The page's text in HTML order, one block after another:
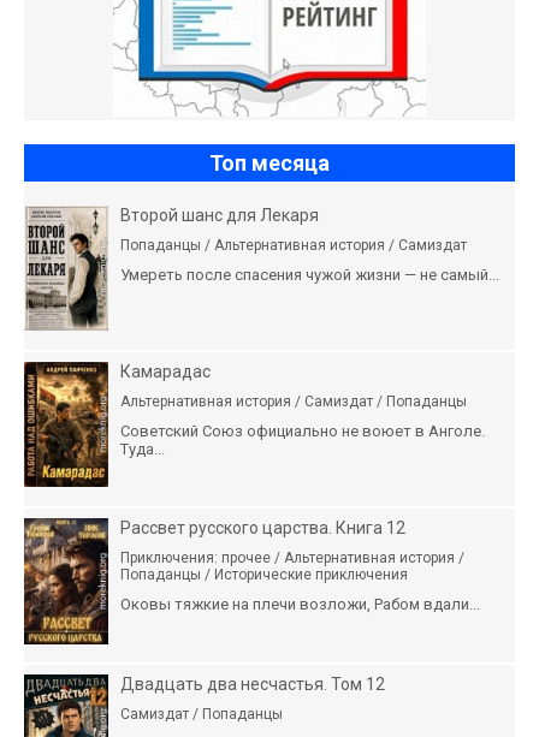
Топ месяца
Второй шанс для Лекаря
Попаданцы / Альтернативная история / Самиздат
Умереть после спасения чужой жизни — не самый...
Камарадас
Альтернативная история / Самиздат / Попаданцы
Советский Союз официально не воюет в Анголе.
Туда...
Рассвет русского царства. Книга 12
Приключения: прочее / Альтернативная история /
Попаданцы / Исторические приключения
Оковы тяжкие на плечи возложи, Рабом вдали...
Двадцать два несчастья. Том 12
Самиздат / Попаданцы